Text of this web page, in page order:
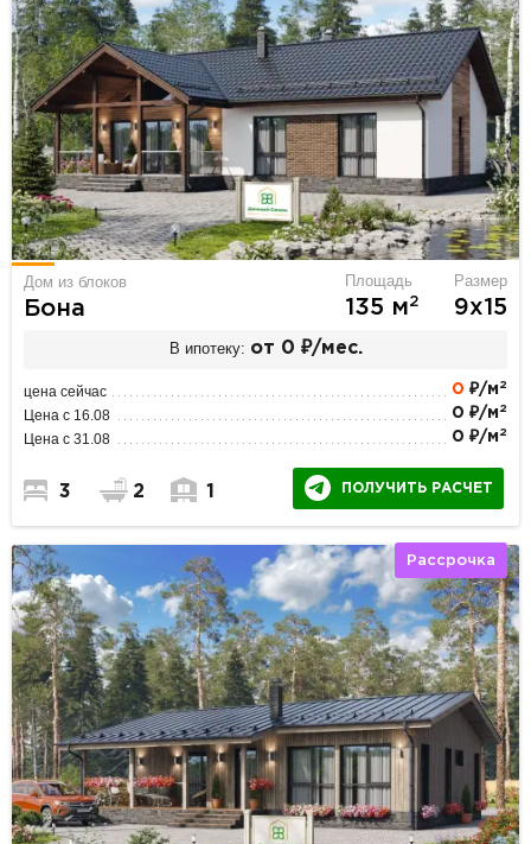
Дом из блоков
Бона
Площадь
135 м2
Размер
9х15
В ипотеку: от 0 ₽/мес.
цена сейчас 0 ₽/м 2
Цена с 16.08 0 ₽/м 2
Цена с 31.08 0 ₽/м 2
3 2 1 ПОЛУЧИТЬ РАСЧЕТ
Рассрочка